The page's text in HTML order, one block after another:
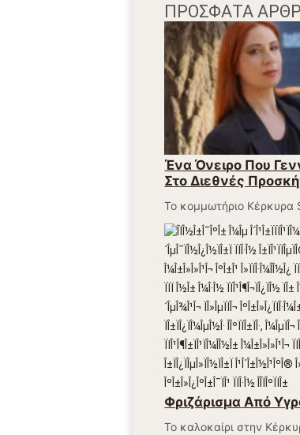
ΠΡΌΣΦΑΤΑ
Ένα Όνειρο Που
Στο Διεθνές
Το κομμωτήριο Κέρκυρα
Φριζάρισμα Από
Το καλοκαίρι στην